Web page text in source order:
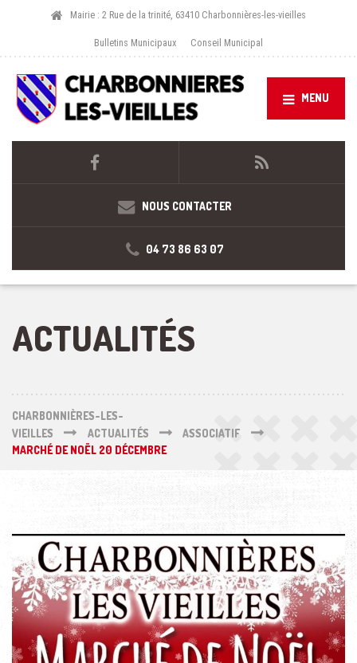
Mairie : 2 Rue de la trinité, 63410 Charbonnières-les-vieilles
Bulletins Municipaux Conseil Municipal
MENU
NOUS CONTACTER
04 73 86 63 07
ACTUALITÉS
CHARBONNIÈRES-LES-
VIEILLES
ACTUALITÉS
ASSOCIATIF
MARCHÉ DE NOËL 20 DÉCEMBRE